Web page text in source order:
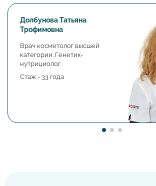
Долбунова Татьяна
Трофимовна
Врач косметолог высшей
категории. Генетик-
нутрициолог
Стаж - 33 года